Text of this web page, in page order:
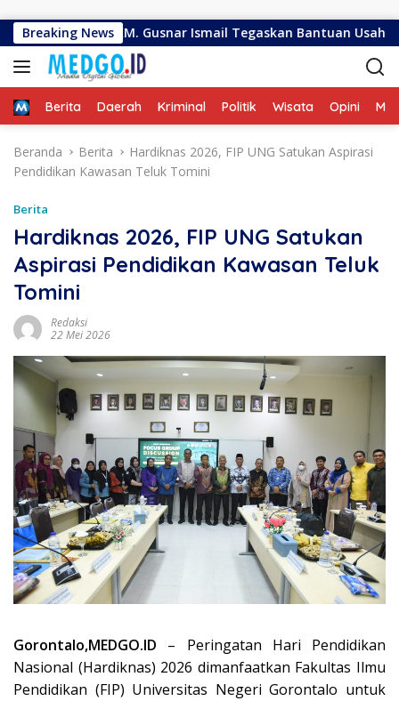
Breaking News
UMKM. Gusnar Ismail Tegaskan Bantuan Usaha UMKM
HomeBerita Daerah Kriminal Politik Wisata Opini
Beranda Berita
Hardiknas 2026, FIP UNG Satukan Aspirasi
Pendidikan Kawasan Teluk Tomini
Berita
Hardiknas 2026, FIP UNG Satukan
Aspirasi Pendidikan Kawasan Teluk
Tomini
Redaksi
22 Mei 2026
Gorontalo,MEDGO.ID – Peringatan Hari Pendidikan
Nasional (Hardiknas) 2026 dimanfaatkan Fakultas Ilmu
Pendidikan (FIP) Universitas Negeri Gorontalo untuk